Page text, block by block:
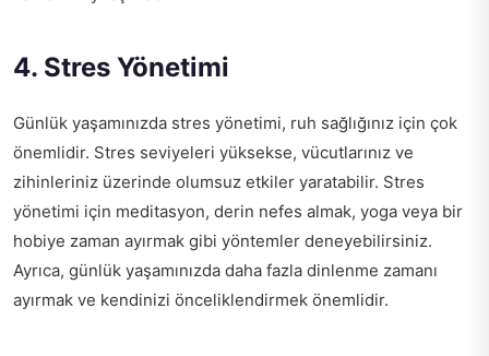
4. Stres Yönetimi
Günlük yaşamınızda stres yönetimi, ruh sağlığınız için çok
önemlidir. Stres seviyeleri yüksekse, vücutlarınız ve
zihinleriniz üzerinde olumsuz etkiler yaratabilir. Stres
yönetimi için meditasyon, derin nefes almak, yoga veya bir
hobiye zaman ayırmak gibi yöntemler deneyebilirsiniz.
Ayrıca, günlük yaşamınızda daha fazla dinlenme zamanı
ayırmak ve kendinizi önceliklendirmek önemlidir.